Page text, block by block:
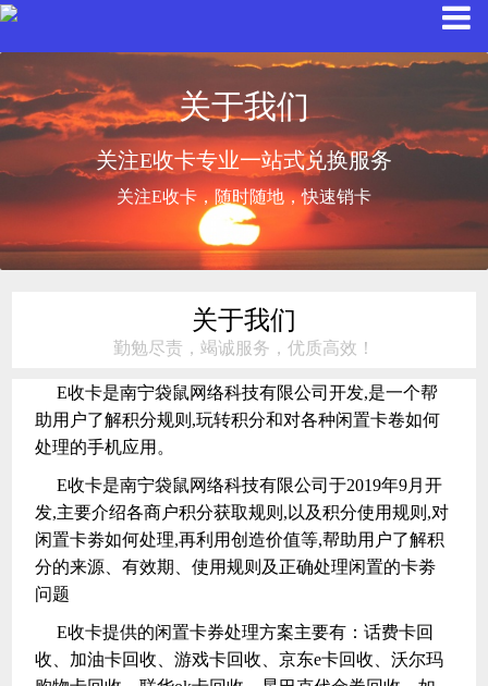
关于我们
关注E收卡专业一站式兑换服务
关注E收卡，随时随地，快速销卡
关于我们
勤勉尽责，竭诚服务，优质高效！
E收卡是南宁袋鼠网络科技有限公司开发,是一个帮
助用户了解积分规则,玩转积分和对各种闲置卡卷如何
处理的手机应用。
E收卡是南宁袋鼠网络科技有限公司于2019年9月开
发,主要介绍各商户积分获取规则,以及积分使用规则,对
闲置卡劵如何处理,再利用创造价值等,帮助用户了解积
分的来源、有效期、使用规则及正确处理闲置的卡劵
问题
E收卡提供的闲置卡券处理方案主要有：话费卡回
收、加油卡回收、游戏卡回收、京东e卡回收、沃尔玛